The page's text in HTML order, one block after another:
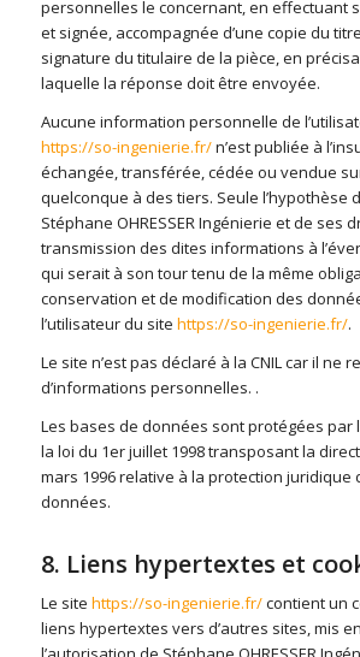
personnelles le concernant, en effectuant
et signée, accompagnée d’une copie du
signature du titulaire de la pièce, en
laquelle la réponse doit être envoyée.
Aucune information personnelle de
https://so-ingenierie.fr/n’est publiée à
échangée, transférée, cédée ou vendue
quelconque à des tiers. Seule l’hypothèse
Stéphane OHRESSER Ingénierie et de ses
transmission des dites informations à
qui serait à son tour tenu de la même
conservation et de modification des
l’utilisateur du site https://so-ingenierie.fr/.
Le site n’est pas déclaré à la CNIL car il ne
d’informations personnelles. .
Les bases de données sont protégées par
la loi du 1er juillet 1998 transposant la
mars 1996 relative à la protection juridique
données.
8. Liens hypertextes et
Le site https://so-ingenierie.fr/contient un
liens hypertextes vers d’autres sites, mis